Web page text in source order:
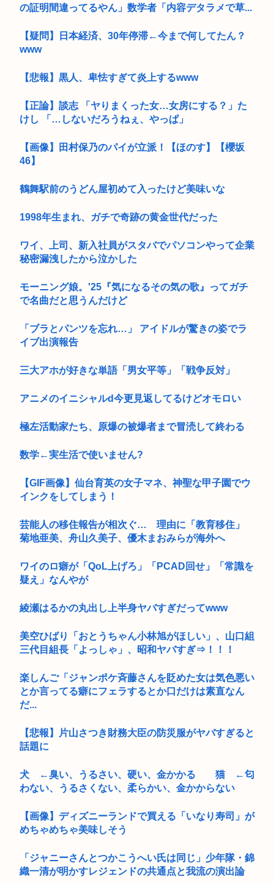
の証明間違ってるやん」数学者「内容デタラメで草...
【疑問】日本経済、30年停滞←今まで何してたん？
www
【悲報】黒人、卑怯すぎて炎上するwww
【正論】談志 「ヤりまくった女…女房にする？」た
けし 「…しないだろうねぇ、やっぱ」
【画像】田村保乃のパイが立派！【ほのす】【櫻坂
46】
鶴舞駅前のうどん屋初めて入ったけど美味いな
1998年生まれ、ガチで奇跡の黄金世代だった
ワイ、上司、新入社員がスタバでパソコンやって企業
秘密漏洩したから泣かした
モーニング娘。'25『気になるその気の歌』ってガチ
で名曲だと思うんだけど
「ブラとパンツを忘れ…」 アイドルが驚きの姿でラ
イブ出演報告
三大アホが好きな単語「男女平等」「戦争反対」
アニメのイニシャルd今更見返してるけどオモロい
極左活動家たち、原爆の被爆者まで冒涜して終わる
数学←実生活で使いません?
【GIF画像】仙台育英の女子マネ、神聖な甲子園でウ
インクをしてしまう！
芸能人の移住報告が相次ぐ… 理由に「教育移住」
菊地亜美、舟山久美子、優木まおみらが海外へ
ワイのロ癖が「QoL上げろ」「PCAD回せ」「常識を
疑え」なんやが
綾瀬はるかの丸出し上半身ヤバすぎだってwww
美空ひばり「おとうちゃん小林旭がほしい」、山口組
三代目組長「よっしゃ」、昭和ヤバすぎ⇒！！！
楽しんご「ジャンポケ斉藤さんを貶めた女は気色悪い
とか言ってる癖にフェラするとか口だけは素直なん
だ...
【悲報】片山さつき財務大臣の防災服がヤバすぎると
話題に
犬 ←臭い、うるさい、硬い、金かかる 猫 ←匂
わない、うるさくない、柔らかい、金かからない
【画像】ディズニーランドで買える「いなり寿司」が
めちゃめちゃ美味しそう
「ジャニーさんとつかこうへい氏は同じ」少年隊・錦
織一清が明かすレジェンドの共通点と我流の演出論